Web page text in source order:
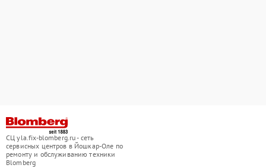
СЦ yla.fix-blomberg.ru - сеть
сервисных центров в Йошкар-Оле по
ремонту и обслуживанию техники
Blomberg